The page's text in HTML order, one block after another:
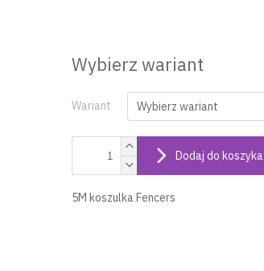
Wybierz wariant
Wariant
Dodaj do koszyka
5M koszulka Fencers